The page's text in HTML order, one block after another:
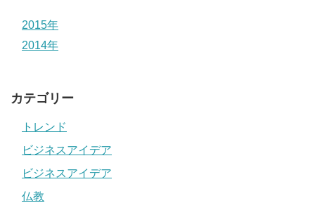
2015年
2014年
カテゴリー
トレンド
ビジネスアイデア
ビジネスアイデア
仏教